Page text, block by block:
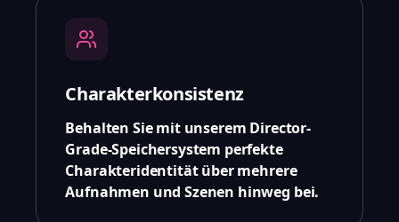
Charakterkonsistenz
Behalten Sie mit unserem Director-
Grade-Speichersystem perfekte
Charakteridentität über mehrere
Aufnahmen und Szenen hinweg bei.